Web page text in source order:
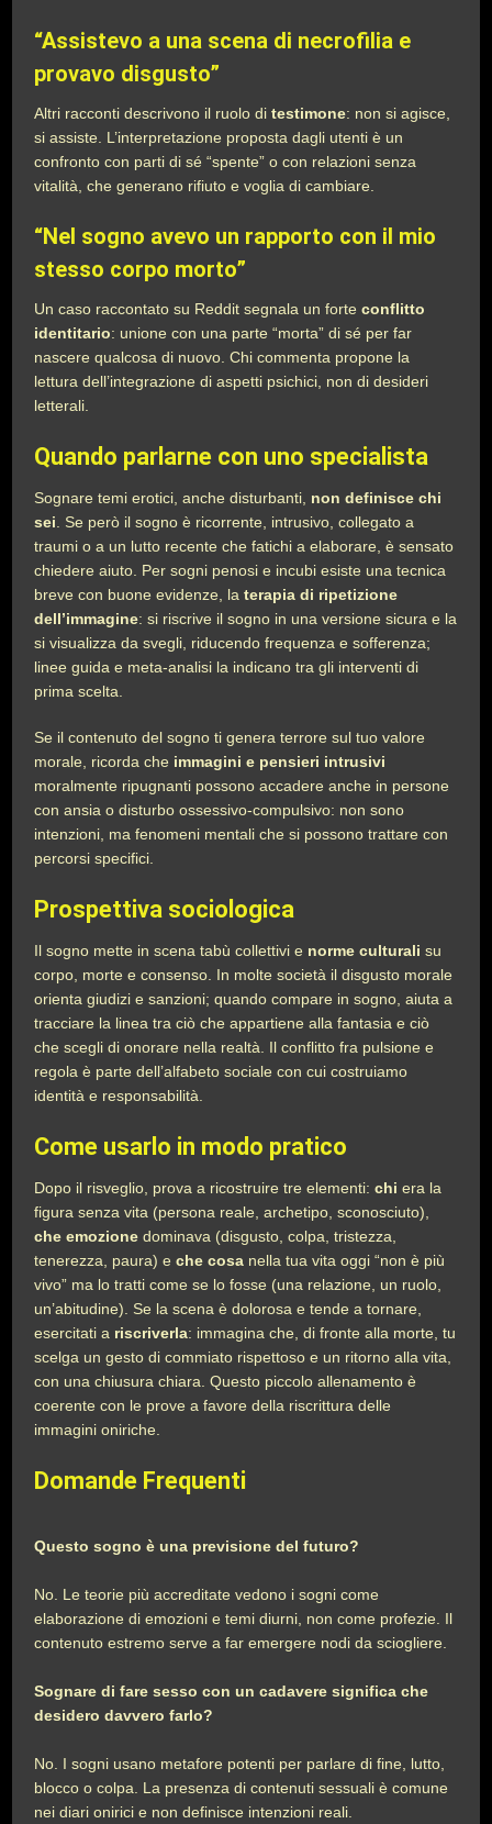
“Assistevo a una scena di necrofilia e
provavo disgusto”
Altri racconti descrivono il ruolo ditestimone: non si agisce,
si assiste. L’interpretazione proposta dagli utenti è un
confronto con parti di sé “spente” o con relazioni senza
vitalità, che generano rifiuto e voglia di cambiare.
“Nel sogno avevo un rapporto con il mio
stesso corpo morto”
Un caso raccontato su Reddit segnala un forteconflitto
identitario: unione con una parte “morta” di sé per far
nascere qualcosa di nuovo. Chi commenta propone la
lettura dell’integrazione di aspetti psichici, non di desideri
letterali.
Quando parlarne con uno specialista
Sognare temi erotici, anche disturbanti, non definisce chi
sei . Se però il sogno è ricorrente, intrusivo, collegato a
traumi o a un lutto recente che fatichi a elaborare, è sensato
chiedere aiuto. Per sogni penosi e incubi esiste una tecnica
breve con buone evidenze, laterapia di ripetizione
dell’immagine: si riscrive il sogno in una versione sicura e la
si visualizza da svegli, riducendo frequenza e sofferenza;
linee guida e meta-analisi la indicano tra gli interventi di
prima scelta.
Se il contenuto del sogno ti genera terrore sul tuo valore
morale, ricorda che immagini e pensieri intrusivi
moralmente ripugnanti possono accadere anche in persone
con ansia o disturbo ossessivo-compulsivo: non sono
intenzioni, ma fenomeni mentali che si possono trattare con
percorsi specifici.
Prospettiva sociologica
Il sogno mette in scena tabù collettivi e norme culturali su
corpo, morte e consenso. In molte società il disgusto morale
orienta giudizi e sanzioni; quando compare in sogno, aiuta a
tracciare la linea tra ciò che appartiene alla fantasia e ciò
che scegli di onorare nella realtà. Il conflitto fra pulsione e
regola è parte dell’alfabeto sociale con cui costruiamo
identità e responsabilità.
Come usarlo in modo pratico
Dopo il risveglio, prova a ricostruire tre elementi:chi era la
figura senza vita (persona reale, archetipo, sconosciuto),
che emozione dominava (disgusto, colpa, tristezza,
tenerezza, paura) eche cosa nella tua vita oggi “non è più
vivo” ma lo tratti come se lo fosse (una relazione, un ruolo,
un’abitudine). Se la scena è dolorosa e tende a tornare,
esercitati a riscriverla: immagina che, di fronte alla morte, tu
scelga un gesto di commiato rispettoso e un ritorno alla vita,
con una chiusura chiara. Questo piccolo allenamento è
coerente con le prove a favore della riscrittura delle
immagini oniriche.
Domande Frequenti
Questo sogno è una previsione del futuro?
No. Le teorie più accreditate vedono i sogni come
elaborazione di emozioni e temi diurni, non come profezie. Il
contenuto estremo serve a far emergere nodi da sciogliere.
Sognare di fare sesso con un cadavere significa che
desidero davvero farlo?
No. I sogni usano metafore potenti per parlare di fine, lutto,
blocco o colpa. La presenza di contenuti sessuali è comune
nei diari onirici e non definisce intenzioni reali.